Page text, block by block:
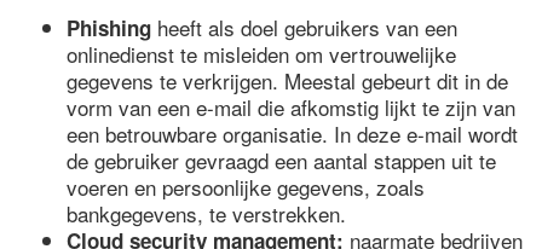
Phishing heeft als doel gebruikers van een
onlinedienst te misleiden om vertrouwelijke
gegevens te verkrijgen. Meestal gebeurt dit in de
vorm van een e-mail die afkomstig lijkt te zijn van
een betrouwbare organisatie. In deze e-mail wordt
de gebruiker gevraagd een aantal stappen uit te
voeren en persoonlijke gegevens, zoals
bankgegevens, te verstrekken.
Cloud security management: naarmate bedrijven